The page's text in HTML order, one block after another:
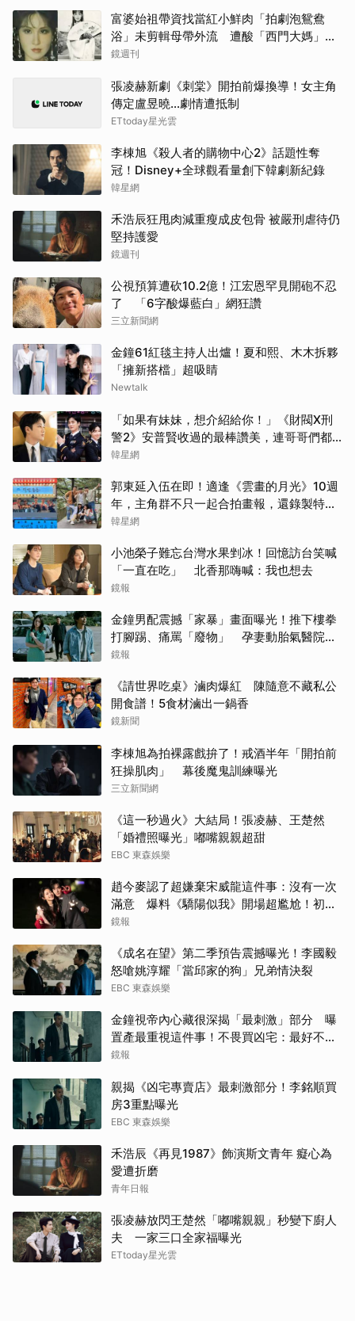
富婆始祖帶資找當紅小鮮肉「拍劇泡鴛鴦
浴」未剪輯母帶外流 遭酸「西門大媽」真
實年齡曝
鏡週刊
張凌赫新劇《刺棠》開拍前爆換導！女主角
傳定盧昱曉…劇情遭抵制
ETtoday星光雲
李棟旭《殺人者的購物中心2》話題性奪
冠！Disney+全球觀看量創下韓劇新紀錄
韓星網
禾浩辰狂甩肉減重瘦成皮包骨 被嚴刑虐待仍
堅持護愛
鏡週刊
公視預算遭砍10.2億！江宏恩罕見開砲不忍
了 「6字酸爆藍白」網狂讚
三立新聞網
金鐘61紅毯主持人出爐！夏和熙、木木拆夥
「擁新搭檔」超吸睛
Newtalk
「如果有妹妹，想介紹給你！」《財閥X刑
警2》安普賢收過的最棒讚美，連哥哥們都
認證的好品格～
韓星網
郭東延入伍在即！適逢《雲畫的月光》10週
年，主角群不只一起合拍畫報，還錄製特別
節目
韓星網
小池榮子難忘台灣水果剉冰！回憶訪台笑喊
「一直在吃」 北香那嗨喊：我也想去
鏡報
金鐘男配震撼「家暴」畫面曝光！推下樓拳
打腳踢、痛罵「廢物」 孕妻動胎氣醫院爆
激烈衝突
鏡報
《請世界吃桌》滷肉爆紅 陳隨意不藏私公
開食譜！5食材滷出一鍋香
鏡新聞
李棟旭為拍裸露戲拚了！戒酒半年「開拍前
狂操肌肉」 幕後魔鬼訓練曝光
三立新聞網
《這一秒過火》大結局！張凌赫、王楚然
「婚禮照曝光」嘟嘴親親超甜
EBC 東森娛樂
趙今麥認了超嫌棄宋威龍這件事：沒有一次
滿意 爆料《驕陽似我》開場超尷尬！初見
面就上演親密戲
鏡報
《成名在望》第二季預告震撼曝光！李國毅
怒嗆姚淳耀「當邱家的狗」兄弟情決裂
EBC 東森娛樂
金鐘視帝內心藏很深揭「最刺激」部分 曝
置產最重視這件事！不畏買凶宅：最好不要
知道
鏡報
親揭《凶宅專賣店》最刺激部分！李銘順買
房3重點曝光
EBC 東森娛樂
禾浩辰《再見1987》飾演斯文青年 癡心為
愛遭折磨
青年日報
張凌赫放閃王楚然「嘟嘴親親」秒變下廚人
夫 一家三口全家福曝光
ETtoday星光雲